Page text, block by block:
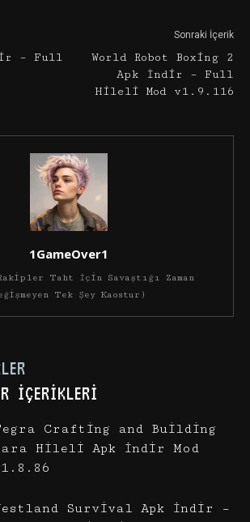
– Full
Sonraki İçerik
World Robot Boxing 2
Apk İndir – Full
Hileli Mod v1.9.116
1GameOver1
Rakipler Taht İçin Savaştığı Zaman
Tek Şey Kaostur)
İÇERIKLERI
Crafting and Building
Hileli Apk İndir Mod
Survival Apk İndir –